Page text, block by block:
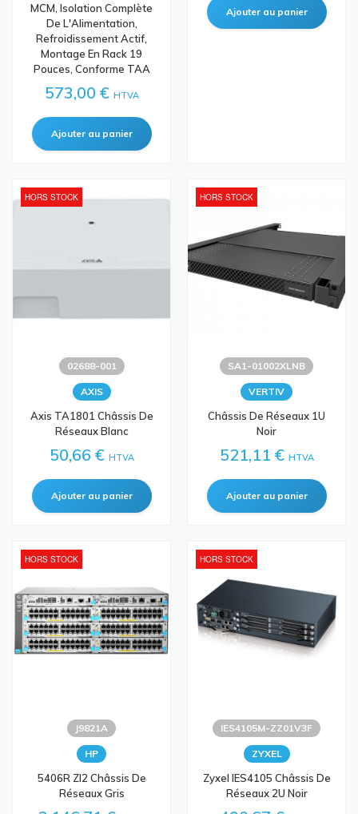
MCM, Isolation Complète
De L'Alimentation,
Refroidissement Actif,
Montage En Rack 19
Pouces, Conforme TAA
573,00 € HTVA
HORS STOCK
02688-001
AXIS
Axis TA1801 Châssis De
Réseaux Blanc
50,66 € HTVA
HORS STOCK
SA1-01002XLNB
VERTIV
Châssis De Réseaux 1U
Noir
521,11 € HTVA
HORS STOCK
J9821A
HP
5406R Zl2 Châssis De
Réseaux Gris
HORS STOCK
IES4105M-ZZ01V3F
ZYXEL
Zyxel IES4105 Châssis De
Réseaux 2U Noir